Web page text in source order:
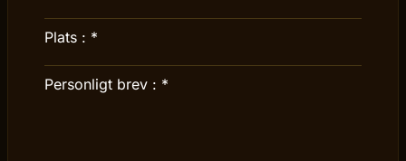
Plats : *
Personligt brev : *